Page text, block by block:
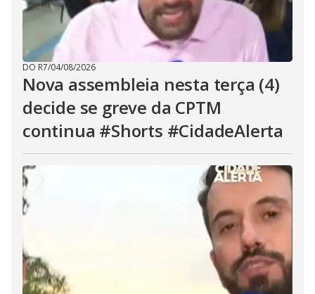
DO R7/04/08/2026
Nova assembleia nesta terça (4)
decide se greve da CPTM
continua #Shorts #CidadeAlerta